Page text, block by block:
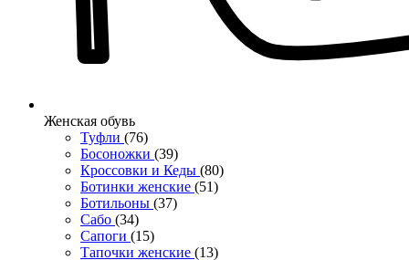
Женcкая обувь
Туфли (76)
Босоножки (39)
Кроссовки и Кеды (80)
Ботинки женские (51)
Ботильоны (37)
Сабо (34)
Сапоги (15)
Тапочки женские (13)